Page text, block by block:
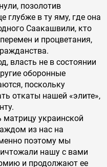
позолотив
в ту яму, где она
Саакашвили, кто
и процветания,
власть не в состоянии
оборонные
поскольку
откаты нашей «элите»,
украинской
из нас на
поэтому мы
нашу с вами
и продолжают ее